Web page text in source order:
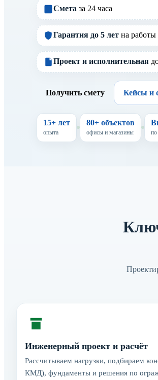
Смета за 24 часа
Гарантия до 5 лет на работы
Проект и исполнительная
Получить смету Кейсы и
15+ лет
опыта
80+ объектов
офисы и магазины
Инженерный проект и расчёт
Рассчитываем нагрузки, подбираем
КМД), фундаменты и решения по